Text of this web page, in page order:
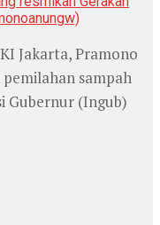
Jakarta, Pramono
sampah
Gubernur (Ingub)